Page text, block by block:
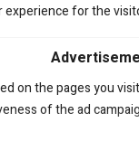
for the
on the pages you
of the ad